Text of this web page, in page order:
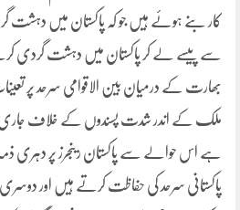
کار بنے ہوئے ہیں جو کہ پاکستان میں دہشت
سے پیسے لے کر پاکستان میں دہشت گردی کرتے
بھارت کے درمیان بین الاقوامی سرحد پر
ملک کے اندر شدت پسندوں کے خلاف جاری
ہے اس حوالے سے پاکستان رینجرز پر
پاکستانی سرحد کی حفاظت کرتے ہیں اور